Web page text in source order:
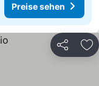
Preise sehen
Teilen